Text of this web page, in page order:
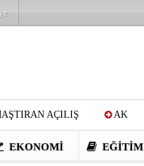
AÇILIŞ AK
CİCİ: VİDEOYU GÖRÜNCE
EKONOMI EĞITIM